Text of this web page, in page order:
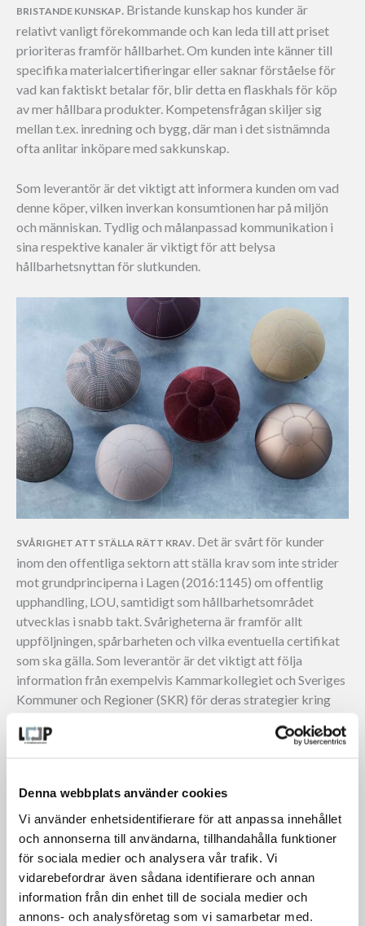
Denna webbplats använder cookies
Vi använder enhetsidentifierare för att anpassa innehållet
och annonserna till användarna, tillhandahålla funktioner
för sociala medier och analysera vår trafik. Vi
vidarebefordrar även sådana identifierare och annan
information från din enhet till de sociala medier och
annons- och analysföretag som vi samarbetar med.
BRISTANDE KUNSKAP . Bristande kunskap hos kunder är
relativt vanligt förekommande och kan leda till att priset
prioriteras framför hållbarhet. Om kunden inte känner till
specifika materialcertifieringar eller saknar förståelse för
vad kan faktiskt betalar för, blir detta en flaskhals för köp
av mer hållbara produkter. Kompetensfrågan skiljer sig
mellan t.ex. inredning och bygg, där man i det sistnämnda
ofta anlitar inköpare med sakkunskap.
Som leverantör är det viktigt att informera kunden om vad
denne köper, vilken inverkan konsumtionen har på miljön
och människan. Tydlig och målanpassad kommunikation i
sina respektive kanaler är viktigt för att belysa
hållbarhetsnyttan för slutkunden.
SVÅRIGHET ATT STÄLLA RÄTT KRAV. Det är svårt för kunder
inom den offentliga sektorn att ställa krav som inte strider
mot grundprinciperna i Lagen (2016:1145) om offentlig
upphandling, LOU, samtidigt som hållbarhetsområdet
utvecklas i snabb takt. Svårigheterna är framför allt
uppföljningen, spårbarheten och vilka eventuella certifikat
som ska gälla. Som leverantör är det viktigt att följa
information från exempelvis Kammarkollegiet och Sveriges
Kommuner och Regioner (SKR) för deras strategier kring
arbetat i motvind och inte premierats fullt ut för sitt
hållbarhetsarbete. Priset har fått avgöra när det varit svårt
att jämföra bland andra produkter och tillverkare. Fler
lagkrav och förväntningar på transparens och jämförbarhet
kommer troligtvis leda till att mindre seriösa aktörer inte
kan vara med och konkurrera framöver.